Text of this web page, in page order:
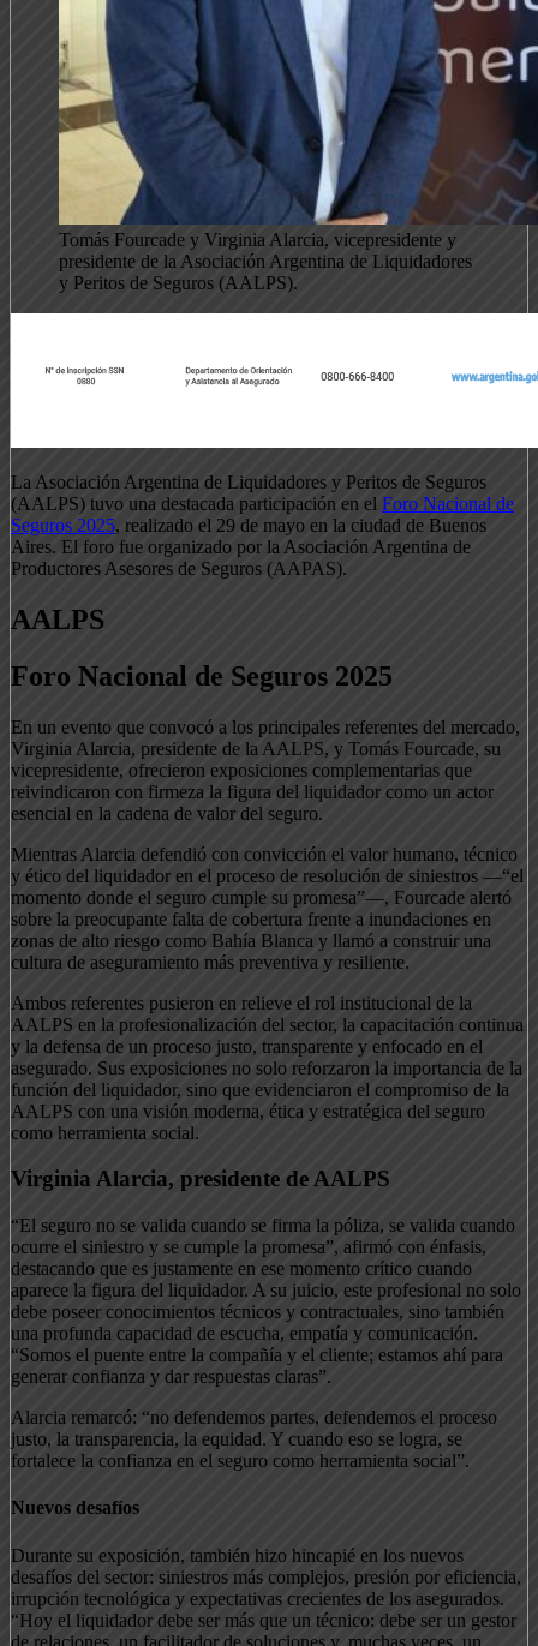
Tomás Fourcade y Virginia Alarcia, vicepresidente y
presidente de la Asociación Argentina de Liquidadores
y Peritos de Seguros (AALPS).
La Asociación Argentina de Liquidadores y Peritos de Seguros
(AALPS) tuvo una destacada participación en el Foro Nacional de
Seguros 2025, realizado el 29 de mayo en la ciudad de Buenos
Aires. El foro fue organizado por la Asociación Argentina de
Productores Asesores de Seguros (AAPAS).
AALPS
Foro Nacional de Seguros 2025
En un evento que convocó a los principales referentes del mercado,
Virginia Alarcia, presidente de la AALPS, y Tomás Fourcade, su
vicepresidente, ofrecieron exposiciones complementarias que
reivindicaron con firmeza la figura del liquidador como un actor
esencial en la cadena de valor del seguro.
Mientras Alarcia defendió con convicción el valor humano, técnico
y ético del liquidador en el proceso de resolución de siniestros —“el
momento donde el seguro cumple su promesa”—, Fourcade alertó
sobre la preocupante falta de cobertura frente a inundaciones en
zonas de alto riesgo como Bahía Blanca y llamó a construir una
cultura de aseguramiento más preventiva y resiliente.
Ambos referentes pusieron en relieve el rol institucional de la
AALPS en la profesionalización del sector, la capacitación continua
y la defensa de un proceso justo, transparente y enfocado en el
asegurado. Sus exposiciones no solo reforzaron la importancia de la
función del liquidador, sino que evidenciaron el compromiso de la
AALPS con una visión moderna, ética y estratégica del seguro
como herramienta social.
Virginia Alarcia, presidente de AALPS
“El seguro no se valida cuando se firma la póliza, se valida cuando
ocurre el siniestro y se cumple la promesa”, afirmó con énfasis,
destacando que es justamente en ese momento crítico cuando
aparece la figura del liquidador. A su juicio, este profesional no solo
debe poseer conocimientos técnicos y contractuales, sino también
una profunda capacidad de escucha, empatía y comunicación.
“Somos el puente entre la compañía y el cliente; estamos ahí para
generar confianza y dar respuestas claras”.
Alarcia remarcó: “no defendemos partes, defendemos el proceso
justo, la transparencia, la equidad. Y cuando eso se logra, se
fortalece la confianza en el seguro como herramienta social”.
Nuevos desafíos
Durante su exposición, también hizo hincapié en los nuevos
desafíos del sector: siniestros más complejos, presión por eficiencia,
irrupción tecnológica y expectativas crecientes de los asegurados.
“Hoy el liquidador debe ser más que un técnico: debe ser un gestor
de relaciones, un facilitador de soluciones y, muchas veces, un